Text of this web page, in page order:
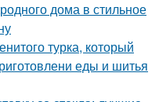
дома в стильное
турка, который
еды и шитья